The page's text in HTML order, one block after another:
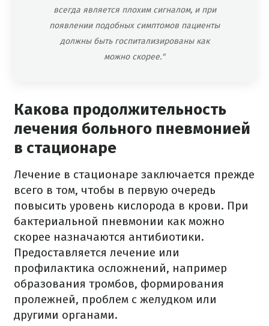
всегда является плохим сигналом, и при
появлении подобных симптомов пациенты
должны быть госпитализированы как
можно скорее."
Какова продолжительность
лечения больного пневмонией
в стационаре
Лечение в стационаре заключается прежде
всего в том, чтобы в первую очередь
повысить уровень кислорода в крови. При
бактериальной пневмонии как можно
скорее назначаются антибиотики.
Предоставляется лечение или
профилактика осложнений, например
образования тромбов, формирования
пролежней, проблем с желудком или
другими органами.